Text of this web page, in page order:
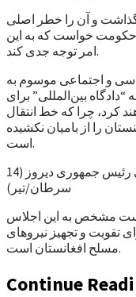
گذاشت و آن را خطر اصلی
حکومت خواست که به این
امر توجه جدی کند.
و اجتماعی موسوم به
بین‌المللی” برای
کرد، چرا که خط انتقال
موسوم به ۵۰۰ ترکمنستان را از بامیان نکشیده
است.
در مقابل، حنیف اتمر مشاور امنیت ملی رئیس جمهوری دیروز (14
سرطان/تیر)
مشخص به این اجلاس
و تجهیز نیروهای
مسلح افغانستان است.
Continue